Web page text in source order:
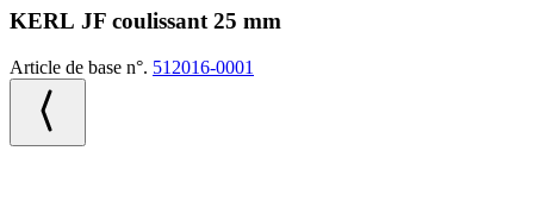
KERL JF coulissant 25 mm
Article de base n°. 512016-0001